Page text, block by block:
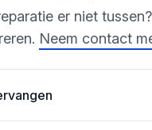
er niet
Neem contact